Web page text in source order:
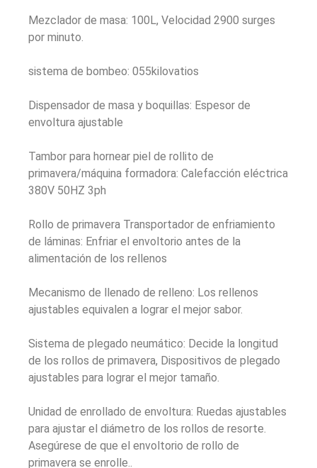
Mezclador de masa: 100L, Velocidad 2900 surges
por minuto.
sistema de bombeo: 055kilovatios
Dispensador de masa y boquillas: Espesor de
envoltura ajustable
Tambor para hornear piel de rollito de
primavera/máquina formadora: Calefacción eléctrica
380V 50HZ 3ph
Rollo de primavera Transportador de enfriamiento
de láminas: Enfriar el envoltorio antes de la
alimentación de los rellenos
Mecanismo de llenado de relleno: Los rellenos
ajustables equivalen a lograr el mejor sabor.
Sistema de plegado neumático: Decide la longitud
de los rollos de primavera, Dispositivos de plegado
ajustables para lograr el mejor tamaño.
Unidad de enrollado de envoltura: Ruedas ajustables
para ajustar el diámetro de los rollos de resorte.
Asegúrese de que el envoltorio de rollo de
primavera se enrolle..